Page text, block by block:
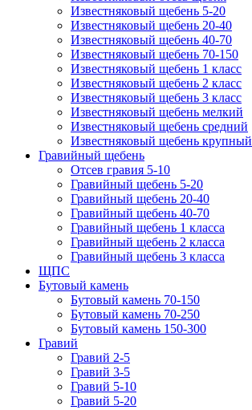
Известняковый щебень 5-20
Известняковый щебень 20-40
Известняковый щебень 40-70
Известняковый щебень 70-150
Известняковый щебень 1 класс
Известняковый щебень 2 класс
Известняковый щебень 3 класс
Известняковый щебень мелкий
Известняковый щебень средний
Известняковый щебень крупный
Гравийный щебень
Отсев гравия 5-10
Гравийный щебень 5-20
Гравийный щебень 20-40
Гравийный щебень 40-70
Гравийный щебень 1 класса
Гравийный щебень 2 класса
Гравийный щебень 3 класса
ЩПС
Бутовый камень
Бутовый камень 70-150
Бутовый камень 70-250
Бутовый камень 150-300
Гравий
Гравий 2-5
Гравий 3-5
Гравий 5-10
Гравий 5-20